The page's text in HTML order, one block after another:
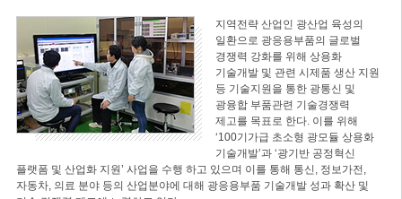
지역전략 산업인 광산업 육성의
일환으로 광응용부품의 글로벌
경쟁력 강화를 위해 상용화
기술개발 및 관련 시제품 생산 지원
등 기술지원을 통한 광통신 및
광융합 부품관련 기술경쟁력
제고를 목표로 한다. 이를 위해
‘100기가급 초소형 광모듈 상용화
기술개발’과 ‘광기반 공정혁신
플랫폼 및 산업화 지원’ 사업을 수행 하고 있으며 이를 통해 통신, 정보가전,
자동차, 의료 분야 등의 산업분야에 대해 광응용부품 기술개발 성과 확산 및